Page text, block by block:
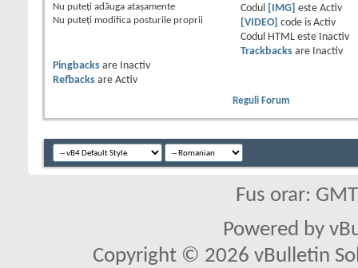
Nu puteţi adăuga ataşamente
Nu puteţi modifica posturile proprii
Codul
[IMG] este Activ
[VIDEO] code is Activ
Codul HTML este
Inactiv
Trackbacksare
Inactiv
Pingbacks are
Inactiv
Refbacks are Activ
Reguli Forum
Fus orar:
Powered by
Copyright © 2026 vBulletin